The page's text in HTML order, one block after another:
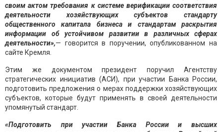
своим актом требования к системе верификации соответствия
деятельности хозяйствующих субъектов стандарту
общественного капитала бизнеса и стандартам раскрытия
информации об устойчивом развитии в различных сферах
деятельности»,— говорится в поручении, опубликованном на
сайте Кремля.
Этим же документом президент поручил Агентству
стратегических инициатив (АСИ), при участии Банка России,
подготовить предложения о мерах поддержки хозяйствующих
субъектов, которые будут применять в своей деятельности
упомянутый стандарт.
«Подготовить при участии Банка России и высших